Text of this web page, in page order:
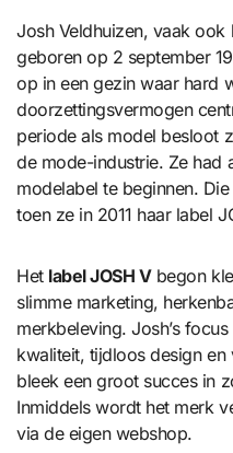
Josh Veldhuizen, vaak ook
geboren op 2 september
op in een gezin waar hard
doorzettingsvermogen
periode als model besloot
de mode-industrie. Ze had
modelabel te beginnen.
toen ze in 2011 haar label
Het label JOSH Vbegon
slimme marketing,
merkbeleving. Josh’s
kwaliteit, tijdloos design
bleek een groot succes in
Inmiddels wordt het merk
via de eigen webshop.